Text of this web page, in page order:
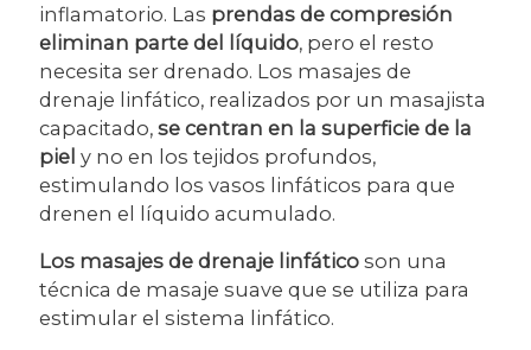
inflamatorio. Las prendas de compresión
eliminan parte del líquido, pero el resto
necesita ser drenado. Los masajes de
drenaje linfático, realizados por un masajista
capacitado,se centran en la superficie de la
piel y no en los tejidos profundos,
estimulando los vasos linfáticos para que
drenen el líquido acumulado.
Los masajes de drenaje linfático son una
técnica de masaje suave que se utiliza para
estimular el sistema linfático.